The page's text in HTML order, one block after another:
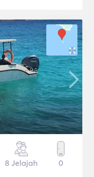
8 Jelajah 0